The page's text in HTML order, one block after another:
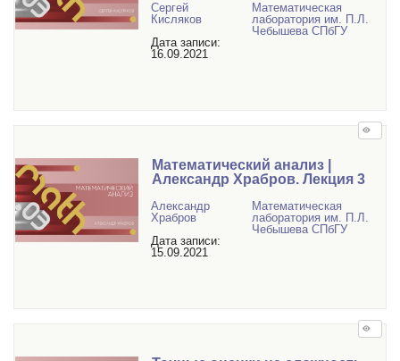
Сергей
Кисляков
Дата записи:
16.09.2021
Математичеcкая
лаборатория им. П.Л.
Чебышева СПбГУ
Математический анализ |
Александр Храбров. Лекция 3
Александр
Храбров
Дата записи:
15.09.2021
Математичеcкая
лаборатория им. П.Л.
Чебышева СПбГУ